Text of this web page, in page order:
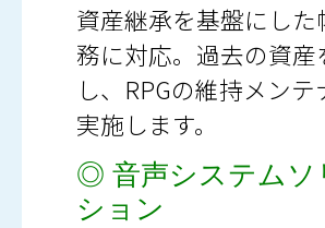
資産継承を基盤にした
務に対応。過去の資産
し、RPGの維持メンテ
実施します。
◎ 音声システムソ
ション